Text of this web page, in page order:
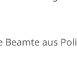
Beamte aus